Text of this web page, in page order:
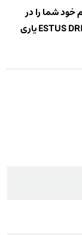
خود شما را در
ESTUSیاری